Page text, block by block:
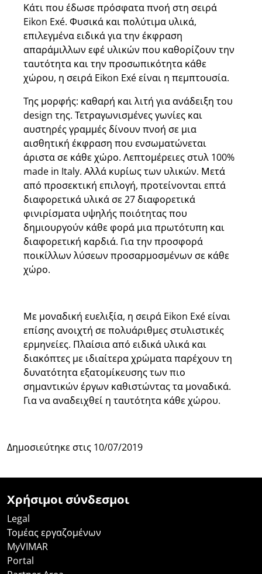
Κάτι που έδωσε πρόσφατα πνοή στη σειρά
Eikon Exé. Φυσικά και πολύτιμα υλικά,
επιλεγμένα ειδικά για την έκφραση
απαράμιλλων εφέ υλικών που καθορίζουν την
ταυτότητα και την προσωπικότητα κάθε
χώρου, η σειρά Eikon Exé είναι η πεμπτουσία.
Της μορφής: καθαρή και λιτή για ανάδειξη του
design της. Τετραγωνισμένες γωνίες και
αυστηρές γραμμές δίνουν πνοή σε μια
αισθητική έκφραση που ενσωματώνεται
άριστα σε κάθε χώρο. Λεπτομέρειες στυλ 100%
made in Italy. Αλλά κυρίως των υλικών. Μετά
από προσεκτική επιλογή, προτείνονται επτά
διαφορετικά υλικά σε 27 διαφορετικά
φινιρίσματα υψηλής ποιότητας που
δημιουργούν κάθε φορά μια πρωτότυπη και
διαφορετική καρδιά. Για την προσφορά
ποικίλλων λύσεων προσαρμοσμένων σε κάθε
χώρο.
Με μοναδική ευελιξία, η σειρά Eikon Exé είναι
επίσης ανοιχτή σε πολυάριθμες στυλιστικές
ερμηνείες. Πλαίσια από ειδικά υλικά και
διακόπτες με ιδιαίτερα χρώματα παρέχουν τη
δυνατότητα εξατομίκευσης των πιο
σημαντικών έργων καθιστώντας τα μοναδικά.
Για να αναδειχθεί η ταυτότητα κάθε χώρου.
Δημοσιεύτηκε στις 10/07/2019
Χρήσιμοι σύνδεσμοι
Legal
Τομέας εργαζομένων
MyVIMAR
Portal